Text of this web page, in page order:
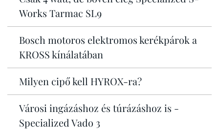
Works Tarmac SL9
Bosch motoros elektromos kerékpárok a
KROSS kínálatában
Milyen cipő kell HYROX-ra?
Városi ingázáshoz és túrázáshoz is -
Specialized Vado 3